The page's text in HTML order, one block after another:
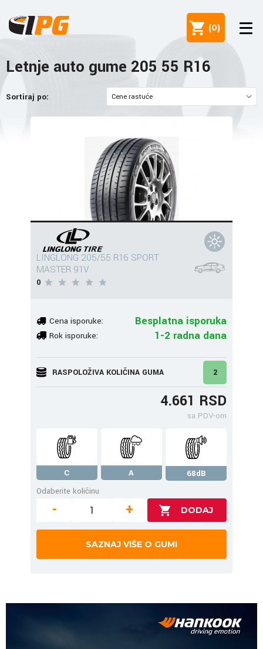
(0)
Letnje auto gume 205 55 R16
Sortiraj po:
LINGLONG 205/55 R16 SPORT
MASTER 91V
0
Cena isporuke: Besplatna isporuka
Rok isporuke: 1-2 radna dana
RASPOLOŽIVA KOLIČINA GUMA 2
4.661 RSD
sa PDV-om
C A
68dB
Odaberite količinu
- +
SAZNAJ VIŠE O GUMI